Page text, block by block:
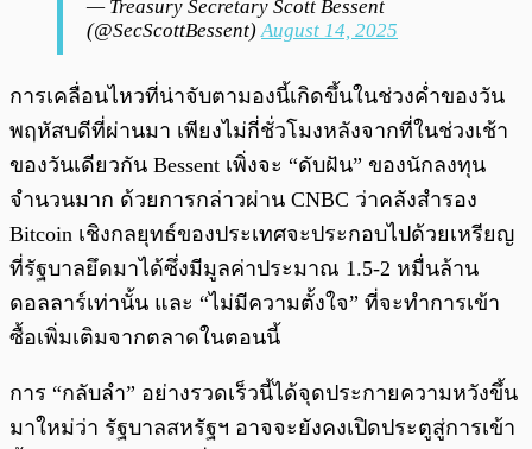
— Treasury Secretary Scott Bessent
(@SecScottBessent)August 14, 2025
การเคลื่อนไหวที่น่าจับตามองนี้เกิดขึ้นในช่วงค่ำของวัน
พฤหัสบดีที่ผ่านมา เพียงไม่กี่ชั่วโมงหลังจากที่ในช่วงเช้า
ของวันเดียวกัน Bessent เพิ่งจะ “ดับฝัน” ของนักลงทุน
จำนวนมาก ด้วยการกล่าวผ่าน CNBC ว่าคลังสำรอง
Bitcoin เชิงกลยุทธ์ของประเทศจะประกอบไปด้วยเหรียญ
ที่รัฐบาลยึดมาได้ซึ่งมีมูลค่าประมาณ 1.5-2 หมื่นล้าน
ดอลลาร์เท่านั้น และ “ไม่มีความตั้งใจ” ที่จะทำการเข้า
ซื้อเพิ่มเติมจากตลาดในตอนนี้
การ “กลับลำ” อย่างรวดเร็วนี้ได้จุดประกายความหวังขึ้น
มาใหม่ว่า รัฐบาลสหรัฐฯ อาจจะยังคงเปิดประตูสู่การเข้า